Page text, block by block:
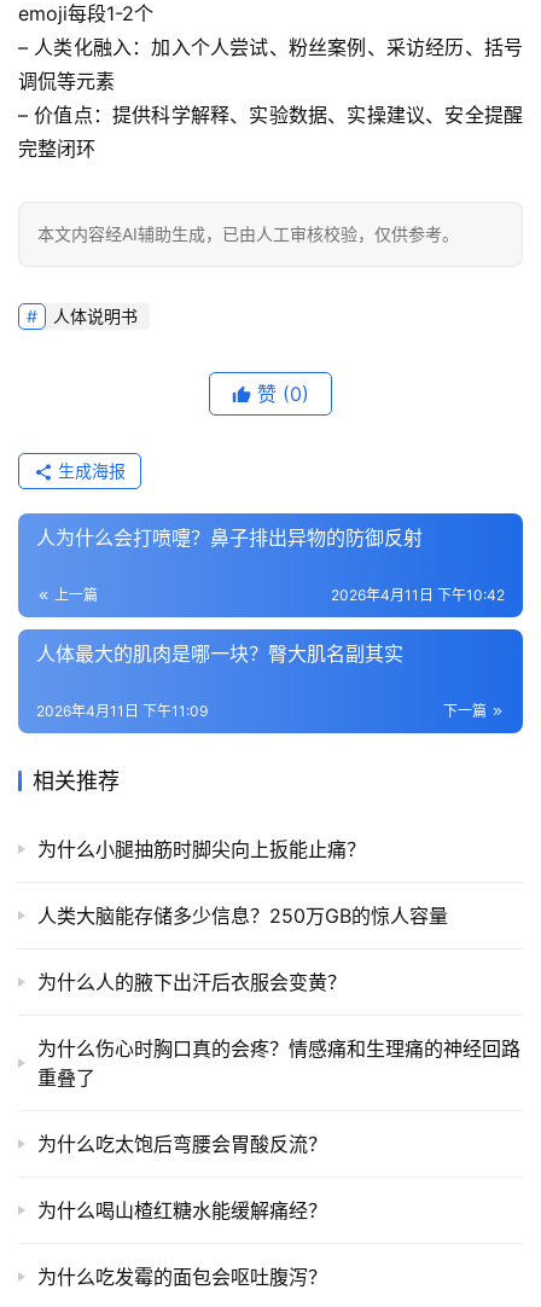
emoji每段1-2个
– 人类化融入：加入个人尝试、粉丝案例、采访经历、括号
调侃等元素
– 价值点：提供科学解释、实验数据、实操建议、安全提醒
完整闭环
本文内容经AI辅助生成，已由人工审核校验，仅供参考。
人体说明书
赞 (0)
生成海报
人为什么会打喷嚏？鼻子排出异物的防御反射
上一篇 2026年4月11日 下午10:42
人体最大的肌肉是哪一块？臀大肌名副其实
下一篇
2026年4月11日 下午11:09
相关推荐
为什么小腿抽筋时脚尖向上扳能止痛？
人类大脑能存储多少信息？250万GB的惊人容量
为什么人的腋下出汗后衣服会变黄？
为什么伤心时胸口真的会疼？情感痛和生理痛的神经回路
重叠了
为什么吃太饱后弯腰会胃酸反流？
为什么喝山楂红糖水能缓解痛经？
为什么吃发霉的面包会呕吐腹泻？